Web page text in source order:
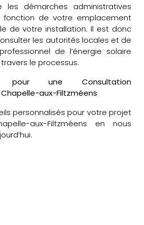
les démarches administratives
fonction de votre emplacement
de votre installation. Il est donc
les autorités locales et de
de l’énergie solaire
le processus.
pour une Consultation
aux-Filtzméens
personnalisés pour votre projet
aux-Filtzméens en nous